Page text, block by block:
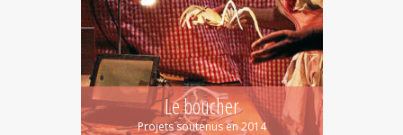
Le boucher
Projets soutenus en 2014